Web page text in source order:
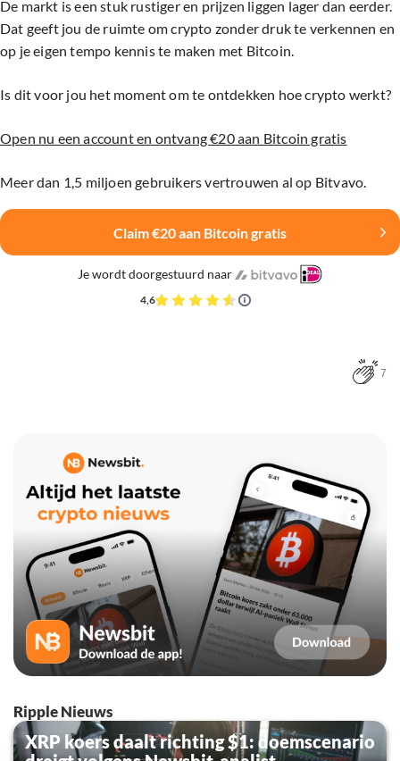
De markt is een stuk rustiger en prijzen liggen lager dan eerder.
Dat geeft jou de ruimte om crypto zonder druk te verkennen en
op je eigen tempo kennis te maken met Bitcoin.
Is dit voor jou het moment om te ontdekken hoe crypto werkt?
Open nu een account en ontvang €20 aan Bitcoin gratis
Meer dan 1,5 miljoen gebruikers vertrouwen al op Bitvavo.
Claim €20 aan Bitcoin gratis
Je wordt doorgestuurd naar
4,6
7
Ripple Nieuws
XRP koers daalt richting $1: doemscenario